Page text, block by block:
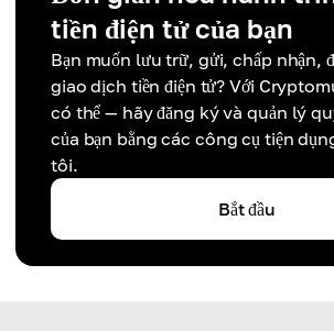
tiền điện tử của bạn
Bạn muốn lưu trữ, gửi, chấp nhận,
giao dịch tiền điện tử? Với
có thể — hãy đăng ký và quản lý
của bạn bằng các công cụ tiện
tôi.
Bắt đầu